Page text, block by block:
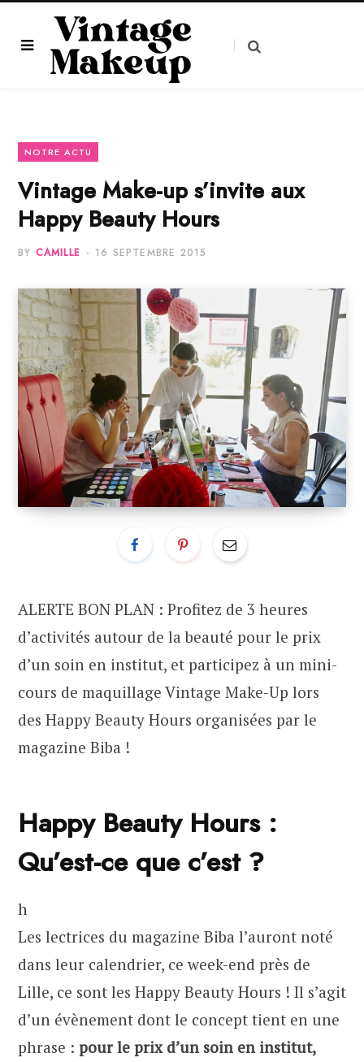
NOTRE ACTU
Vintage Make-up s’invite aux
Happy Beauty Hours
BY CAMILLE 16 SEPTEMBRE 2015
ALERTE BON PLAN : Profitez de 3 heures
d’activités autour de la beauté pour le prix
d’un soin en institut, et participez à un mini-
cours de maquillage Vintage Make-Up lors
des Happy Beauty Hours organisées par le
magazine Biba !
Happy Beauty Hours :
Qu’est-ce que c’est ?
h
Les lectrices du magazine Biba l’auront noté
dans leur calendrier, ce week-end près de
Lille, ce sont les Happy Beauty Hours ! Il s’agit
d’un évènement dont le concept tient en une
phrase : pour le prix d’un soin en institut,